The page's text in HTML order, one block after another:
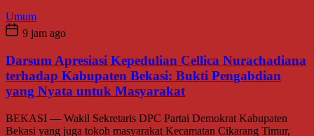
Umum
9 jam ago
Darsum Apresiasi Kepedulian Cellica Nurachadiana
terhadap Kabupaten Bekasi: Bukti Pengabdian
yang Nyata untuk Masyarakat
BEKASI — Wakil Sekretaris DPC Partai Demokrat Kabupaten
Bekasi yang juga tokoh masyarakat Kecamatan Cikarang Timur,